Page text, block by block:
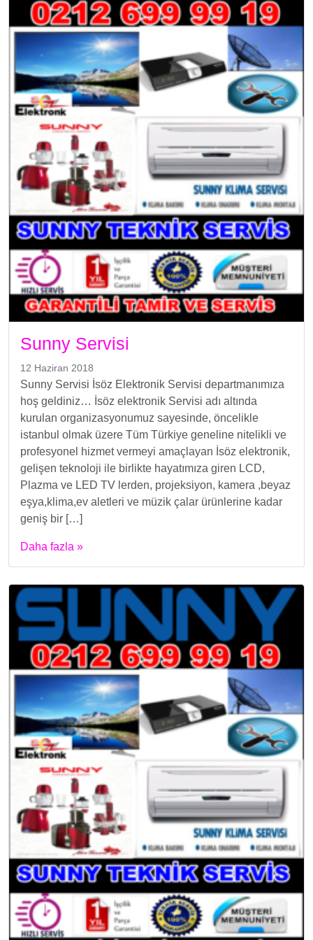
Sunny Servisi
12 Haziran 2018
Sunny Servisi İsöz Elektronik Servisi departmanımıza
hoş geldiniz… İsöz elektronik Servisi adı altında
kurulan organizasyonumuz sayesinde, öncelikle
istanbul olmak üzere Tüm Türkiye geneline nitelikli ve
profesyonel hizmet vermeyi amaçlayan İsöz elektronik,
gelişen teknoloji ile birlikte hayatımıza giren LCD,
Plazma ve LED TV lerden, projeksiyon, kamera ,beyaz
eşya,klima,ev aletleri ve müzik çalar ürünlerine kadar
geniş bir […]
Daha fazla »